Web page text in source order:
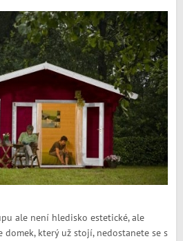
ale není hledisko estetické, ale
který už stojí, nedostanete se s